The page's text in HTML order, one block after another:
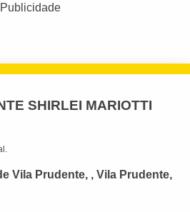
Publicidade
SHIRLEI MARIOTTI
Vila Prudente, , Vila Prudente,